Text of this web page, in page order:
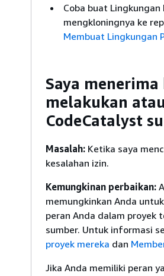
Coba buat
mengkloningnya ke
Membuat Lingkungan
Saya
melakukan
CodeCatalyst
Masalah: Ketika saya
kesalahan izin.
Kemungkinan perbaikan:
memungkinkan Anda
peran Anda dalam proyek
sumber. Untuk informasi
proyek mereka dan
Jika Anda memiliki peran